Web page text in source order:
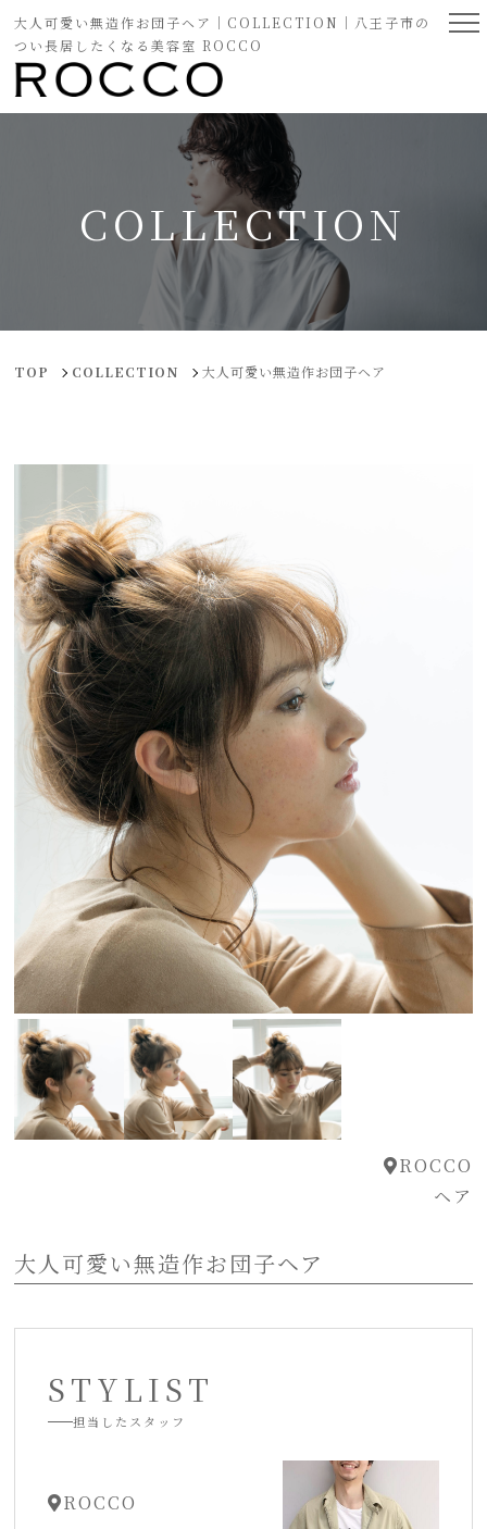
大人可愛い無造作お団子ヘア｜COLLECTION｜八王子市の
つい長居したくなる美容室 ROCCO
COLLECTION
TOP COLLECTION 大人可愛い無造作お団子ヘア
ROCCO
ヘア
大人可愛い無造作お団子ヘア
STYLIST
担当したスタッフ
ROCCO